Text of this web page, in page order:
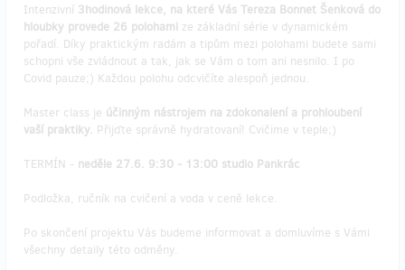
Intenzivní 3hodinová lekce, na které Vás Tereza Bonnet Šenková do
hloubky provede 26 polohami ze základní série v dynamickém
pořadí. Díky praktickým radám a tipům mezi polohami budete sami
schopni vše zvládnout a tak, jak se Vám o tom ani nesnilo. I po
Covid pauze;) Každou polohu odcvičíte alespoň jednou.
Master class je účinným nástrojem na zdokonalení a prohloubení
vaší praktiky. Přijďte správně hydratovaní! Cvičime v teple;)
TERMÍN - neděle 27.6. 9:30 - 13:00 studio Pankrác
Podložka, ručník na cvičení a voda v ceně lekce.
Po skončení projektu Vás budeme informovat a domluvíme s Vámi
všechny detaily této odměny.